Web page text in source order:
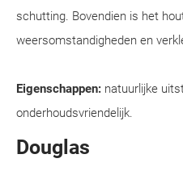
schutting. Bovendien is het
weersomstandigheden en
Eigenschappen: natuurlijke
onderhoudsvriendelijk.
Douglas